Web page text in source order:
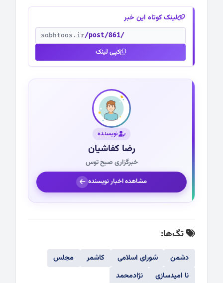
لینک کوتاه این خبر
sobhtoos.ir/post/861/
کپی لینک
نویسنده
رضا کفاشیان
خبرگزاری صبح توس
مشاهده اخبار نویسنده
تگ‌ها:
دشمن شورای اسلامی کاشمر
مجلس
نا امیدسازی
نژادمحمد